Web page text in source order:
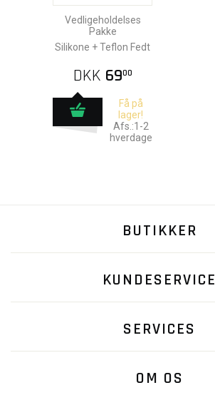
Vedligeholdelses
Pakke
Silikone + Teflon Fedt
DKK 6900
Få på
lager!
Afs.:1-2
hverdage
BUTIKKER
KUNDESERVICE
SERVICES
OM OS